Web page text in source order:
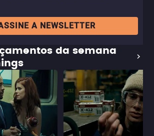
A NEWSLETTER
da semana